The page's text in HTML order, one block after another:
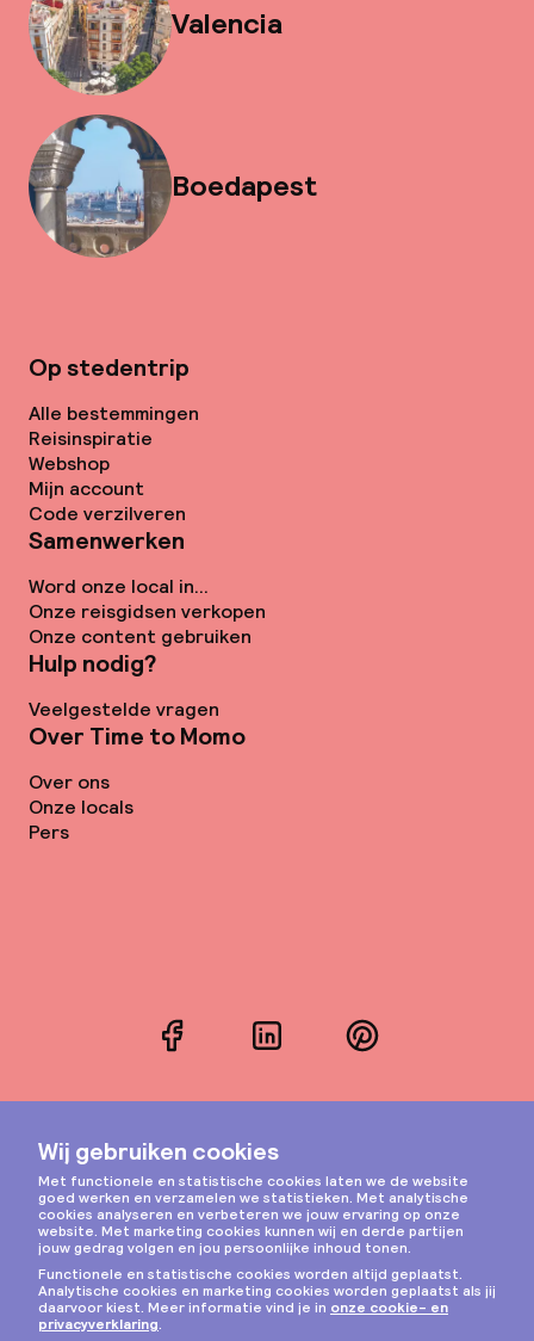
Valencia
Boedapest
Op stedentrip
Alle bestemmingen
Reisinspiratie
Webshop
Mijn account
Code verzilveren
Samenwerken
Word onze local in...
Onze reisgidsen verkopen
Onze content gebruiken
Hulp nodig?
Veelgestelde vragen
Over Time to Momo
Over ons
Onze locals
Pers
FacebookLinkedInPinterest
Instagram